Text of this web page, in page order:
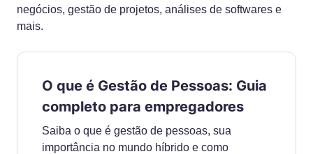
negócios, gestão de projetos, análises de softwares e
mais.
O que é Gestão de Pessoas: Guia
completo para empregadores
Saiba o que é gestão de pessoas, sua
importância no mundo híbrido e como